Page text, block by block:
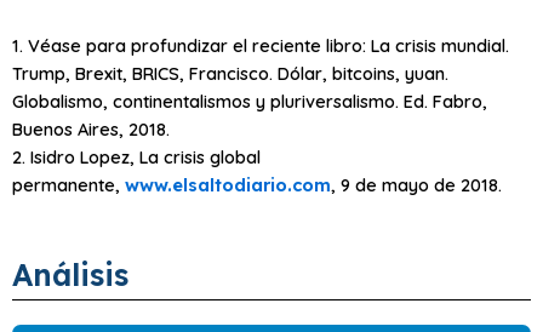
1. Véase para profundizar el reciente libro: La crisis mundial.
Trump, Brexit, BRICS, Francisco. Dólar, bitcoins, yuan.
Globalismo, continentalismos y pluriversalismo. Ed. Fabro,
Buenos Aires, 2018.
2. Isidro Lopez, La crisis global
permanente, www.elsaltodiario.com, 9 de mayo de 2018.
Análisis